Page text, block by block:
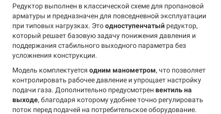
Редуктор выполнен в классической схеме для пропановой
арматуры и предназначен для повседневной эксплуатации
при типовых нагрузках. Этоодноступенчатый редуктор,
который решает базовую задачу понижения давления и
поддержания стабильного выходного параметра без
усложнения конструкции.
Модель комплектуется одним манометром, что позволяет
контролировать рабочее давление и упрощает настройку
подачи газа. Дополнительно предусмотрен вентиль на
выходе, благодаря которому удобнее точно регулировать
поток перед подачей на потребительское оборудование.